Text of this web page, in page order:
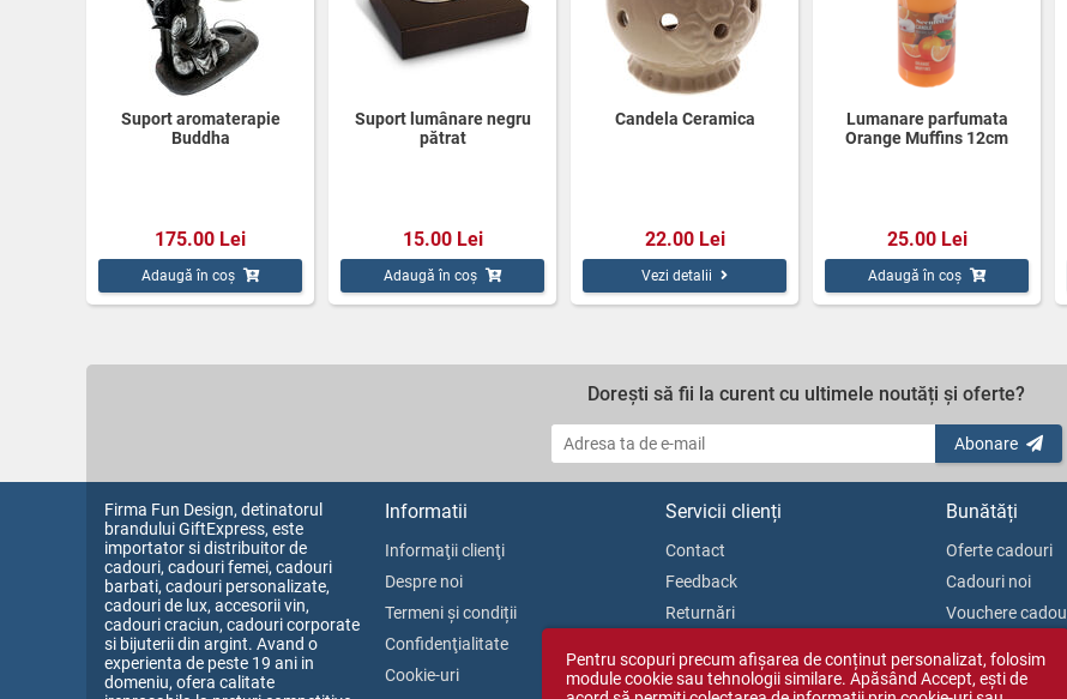
Suport aromaterapie
Buddha
175.00 Lei
Adaugă în coș
Suport lumânare negru
pătrat
15.00 Lei
Adaugă în coș
Candela Ceramica
22.00 Lei
Vezi detalii
Lumanare parfumata
Orange Muffins 12cm
25.00 Lei
Adaugă în coș
Dorești să fii la curent cu ultimele noutăți și oferte?
Abonare
Firma Fun Design, detinatorul
brandului GiftExpress, este
importator si distribuitor de
cadouri, cadouri femei, cadouri
barbati, cadouri personalizate,
cadouri de lux, accesorii vin,
cadouri craciun, cadouri corporate
si bijuterii din argint. Avand o
experienta de peste 19 ani in
domeniu, ofera calitate
Informatii
Informaţii clienţi
Despre noi
Termeni și condiții
Confidenţialitate
Cookie-uri
Servicii clienți
Contact
Feedback
Returnări
ANPC
Bunătăți
Oferte cadouri
Cadouri noi
Vouchere cadou
Pentru scopuri precum afișarea de conținut personalizat, folosim
module cookie sau tehnologii similare. Apăsând Accept, ești de